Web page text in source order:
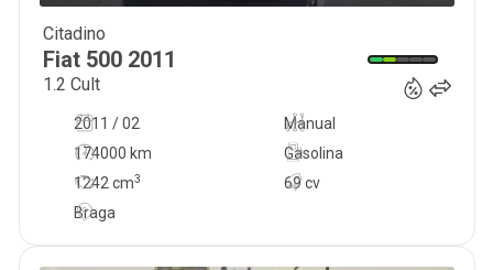
Citadino
Fiat 500 2011
1.2 Cult
2011 / 02
Manual
174000 km
69 cv
Gasolina
1242 cm3
Braga